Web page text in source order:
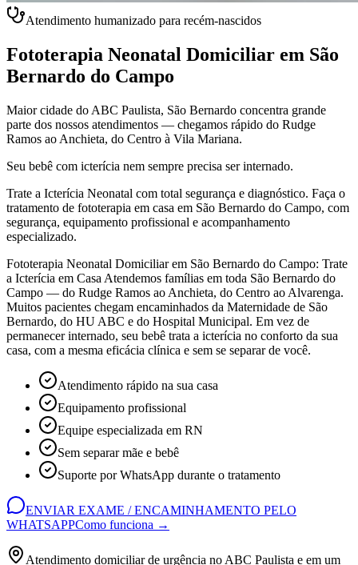
Atendimento humanizado para recém-nascidos
Fototerapia Neonatal Domiciliar em São
Bernardo do Campo
Maior cidade do ABC Paulista, São Bernardo concentra grande
parte dos nossos atendimentos — chegamos rápido do Rudge
Ramos ao Anchieta, do Centro à Vila Mariana.
Seu bebê com icterícia nem sempre precisa ser internado.
Trate a Icterícia Neonatal com total segurança e diagnóstico. Faça o
tratamento de fototerapia em casa em São Bernardo do Campo, com
segurança, equipamento profissional e acompanhamento
especializado.
Fototerapia Neonatal Domiciliar em São Bernardo do Campo: Trate
a Icterícia em Casa Atendemos famílias em toda São Bernardo do
Campo — do Rudge Ramos ao Anchieta, do Centro ao Alvarenga.
Muitos pacientes chegam encaminhados da Maternidade de São
Bernardo, do HU ABC e do Hospital Municipal. Em vez de
permanecer internado, seu bebê trata a icterícia no conforto da sua
casa, com a mesma eficácia clínica e sem se separar de você.
Atendimento rápido na sua casa
Equipamento profissional
Equipe especializada em RN
Sem separar mãe e bebê
Suporte por WhatsApp durante o tratamento
ENVIAR EXAME / ENCAMINHAMENTO PELO
WHATSAPPComo funciona →
Atendimento domiciliar de urgência no ABC Paulista e em um